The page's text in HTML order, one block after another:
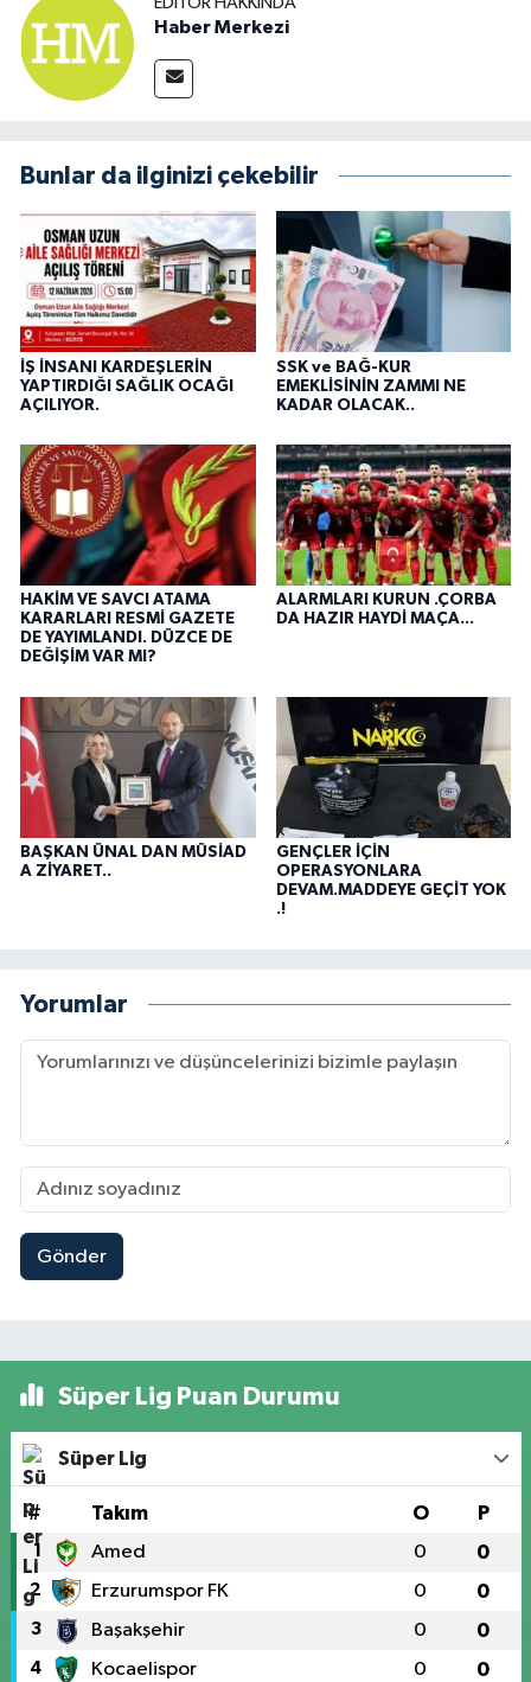
Haber Merkezi
Bunlar da ilginizi çekebilir
İŞ İNSANI KARDEŞLERİN
YAPTIRDIĞI SAĞLIK OCAĞI
AÇILIYOR.
SSK ve BAĞ-KUR
EMEKLİSİNİN ZAMMI NE
KADAR OLACAK..
HAKİM VE SAVCI ATAMA
KARARLARI RESMİ GAZETE
DE YAYIMLANDI. DÜZCE DE
DEĞİŞİM VAR MI?
ALARMLARI KURUN .ÇORBA
DA HAZIR HAYDİ MAÇA...
BAŞKAN ÜNAL DAN MÜSİAD
A ZİYARET..
GENÇLER İÇİN
OPERASYONLARA
DEVAM.MADDEYE GEÇİT YOK
.!
Yorumlar
Gönder
Süper Lig Puan Durumu
Süper Lig
# Takım O P
1 Amed 0 0
2 Erzurumspor FK 0 0
3 Başakşehir 0 0
4 Kocaelispor 0 0